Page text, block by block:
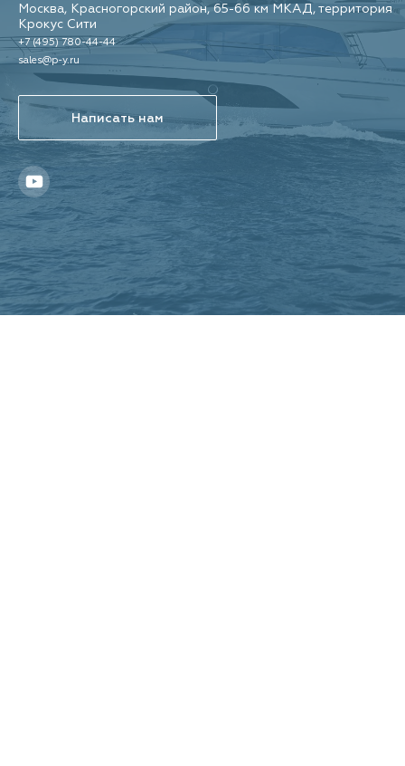
Москва, Красногорский район, 65-66 км МКАД, территория
Крокус Сити
+7 (495) 780-44-44
sales@p-y.ru
Написать нам